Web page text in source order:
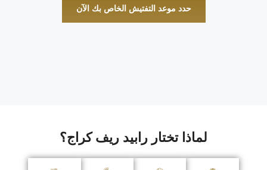
حدد موعد التفتيش الخاص بك الآن
لماذا تختار رابيد ريف كراج؟